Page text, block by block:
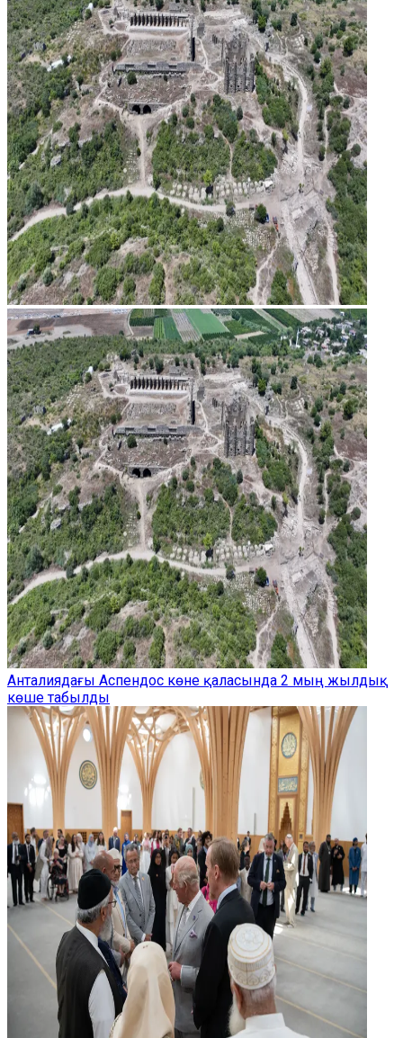
Анталиядағы Аспендос көне қаласында 2 мың жылдық
көше табылды